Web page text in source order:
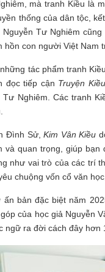
mà tranh Kiều là
thống của dân tộc,
Nguyễn Tư Nghiêm
hồn con người Việt Nam
tác phẩm tranh
đọc tiếp cận Truyện Kiều
Tư Nghiêm. Các tranh
Đình Sử,Kim Vân Kiều
và quan trọng, giúp
như vai trò của các trí
chuộng vốn cổ văn
ấn bản đặc biệt năm
của học giả Nguyễn
ngữ ra đời cách đây hơn